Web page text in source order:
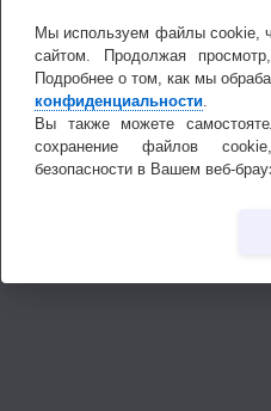
Мы используем файлы cookie,
сайтом. Продолжая
Подробнее о том, как мы
конфиденциальности
Вы также можете
сохранение файлов
безопасности в Вашем веб-